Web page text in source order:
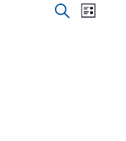
Suche
Suche
Liste